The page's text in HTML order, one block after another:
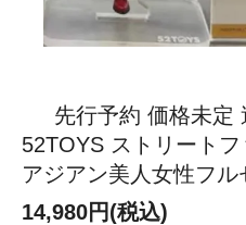
先行予約 価格未定
52TOYS ストリート
アジアン美人女性フル
14,980円(税込)